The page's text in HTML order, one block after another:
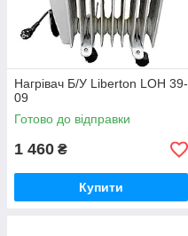
Нагрівач Б/У Liberton LOH 39-
09
Готово до відправки
1 460 ₴
Купити